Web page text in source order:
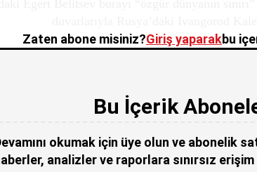
Zaten abone misiniz?Giriş yaparakbu
Bu İçerik
okumak için üye olun ve abonelik
analizler ve raporlara sınırsız